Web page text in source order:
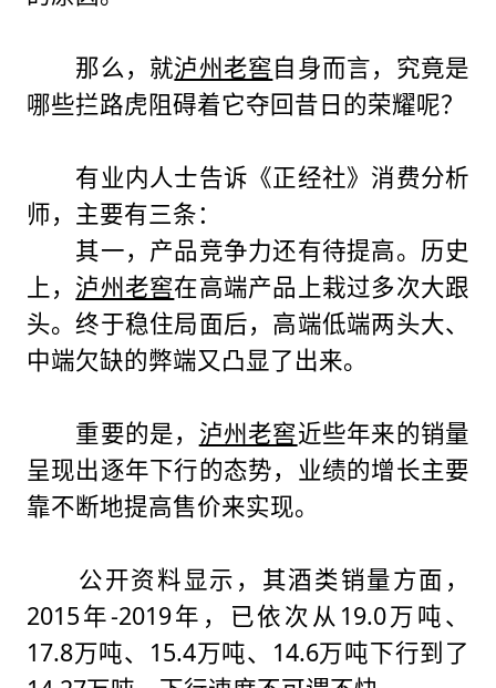
那么，就泸州老窖自身而言，究竟是
哪些拦路虎阻碍着它夺回昔日的荣耀呢？
有业内人士告诉《正经社》消费分析
师，主要有三条：
其一，产品竞争力还有待提高。历史
上， 泸州老窖在高端产品上栽过多次大跟
头。终于稳住局面后，高端低端两头大、
中端欠缺的弊端又凸显了出来。
重要的是， 泸州老窖近些年来的销量
呈现出逐年下行的态势，业绩的增长主要
靠不断地提高售价来实现。
公开资料显示，其酒类销量方面，
2015年-2019年，已依次从19.0万吨、
17.8万吨、15.4万吨、14.6万吨下行到了